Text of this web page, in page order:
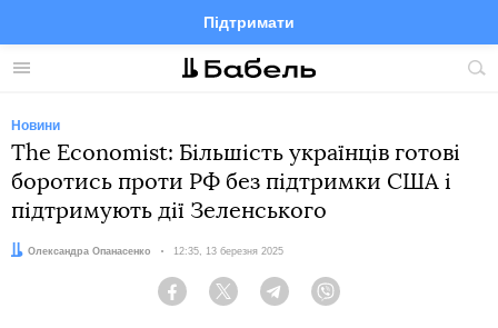
Меню
Підтримати
FacebookTelegramTwitter
Новини
The Economist: Більшість українців готові
боротись проти РФ без підтримки США і
підтримують дії Зеленського
Автор:
Олександра Опанасенко Дата:
12:35, 13 березня 2025
Facebook Twitter Telegram